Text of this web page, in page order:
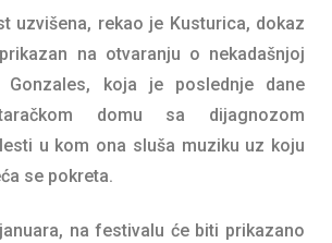
uzvišena, rekao je Kusturica, dokaz
na otvaranju o nekadašnjoj
Gonzales, koja je poslednje dane
domu sa dijagnozom
u kom ona sluša muziku uz koju
se pokreta.
na festivalu će biti prikazano